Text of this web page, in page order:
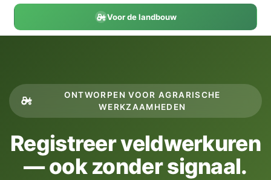
Voor de landbouw
ONTWORPEN VOOR AGRARISCHE
WERKZAAMHEDEN
Registreer veldwerkuren
— ook zonder signaal.